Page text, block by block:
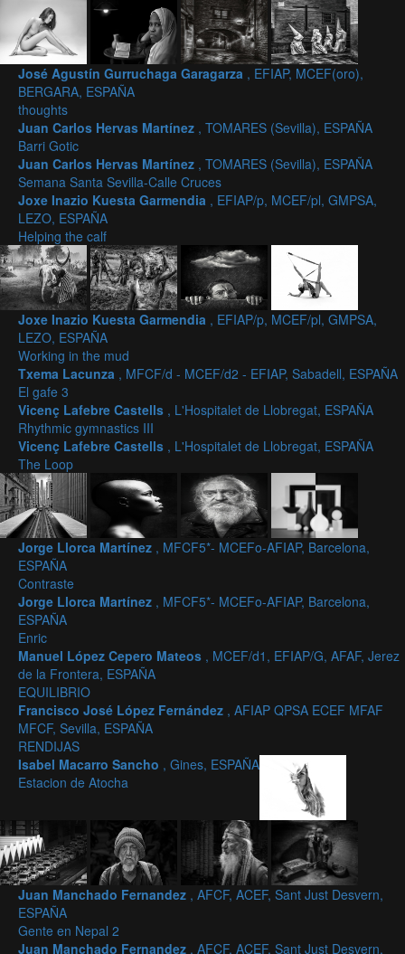
José Agustín Gurruchaga Garagarza , EFIAP, MCEF(oro),
BERGARA, ESPAÑA
thoughts
Juan Carlos Hervas Martínez , TOMARES (Sevilla), ESPAÑA
Barri Gotic
Juan Carlos Hervas Martínez , TOMARES (Sevilla), ESPAÑA
Semana Santa Sevilla-Calle Cruces
Joxe Inazio Kuesta Garmendia , EFIAP/p, MCEF/pl, GMPSA,
LEZO, ESPAÑA
Helping the calf
Joxe Inazio Kuesta Garmendia , EFIAP/p, MCEF/pl, GMPSA,
LEZO, ESPAÑA
Working in the mud
Txema Lacunza , MFCF/d - MCEF/d2 - EFIAP, Sabadell, ESPAÑA
El gafe 3
Vicenç Lafebre Castells , L'Hospitalet de Llobregat, ESPAÑA
Rhythmic gymnastics III
Vicenç Lafebre Castells , L'Hospitalet de Llobregat, ESPAÑA
The Loop
Jorge Llorca Martínez , MFCF5*- MCEFo-AFIAP, Barcelona,
ESPAÑA
Contraste
Jorge Llorca Martínez , MFCF5*- MCEFo-AFIAP, Barcelona,
ESPAÑA
Enric
Manuel López Cepero Mateos , MCEF/d1, EFIAP/G, AFAF, Jerez
de la Frontera, ESPAÑA
EQUILIBRIO
Francisco José López Fernández , AFIAP QPSA ECEF MFAF
MFCF, Sevilla, ESPAÑA
RENDIJAS
Isabel Macarro Sancho , Gines, ESPAÑA
Estacion de Atocha
Juan Manchado Fernandez , AFCF, ACEF, Sant Just Desvern,
ESPAÑA
Gente en Nepal 2
Juan Manchado Fernandez , AFCF, ACEF, Sant Just Desvern,